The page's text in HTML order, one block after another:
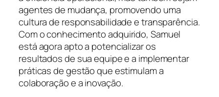
agentes de mudança, promovendo uma
cultura de responsabilidade e transparência.
Com o conhecimento adquirido, Samuel
está agora apto a potencializar os
resultados de sua equipe e a implementar
práticas de gestão que estimulam a
colaboração e a inovação.